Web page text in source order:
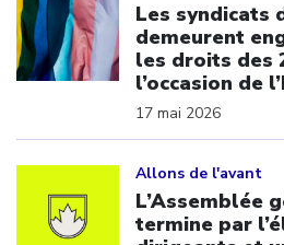
Les syndicats
demeurent
les droits des
l’occasion de
17 mai 2026
Allons de l'avant
L’Assemblée
termine par